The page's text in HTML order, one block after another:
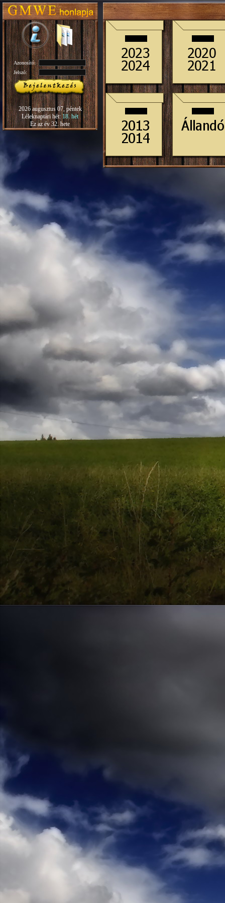
Azonosító:
Jelszó:
2026 augusztus 07, péntek
Léleknaptári hét:18. hét
Ez az év 32. hete